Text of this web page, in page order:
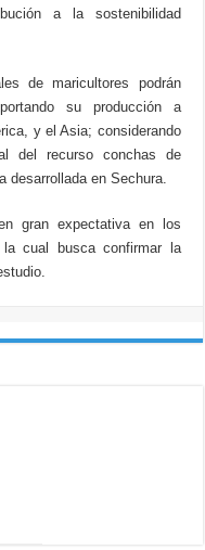
a la sostenibilidad
de maricultores podrán
su producción a
y el Asia; considerando
del recurso conchas de
desarrollada en Sechura.
gran expectativa en los
cual busca confirmar la